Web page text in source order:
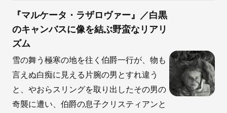
『マルケータ・ラザロヴァー』／白黒
のキャンバスに像を結ぶ野蛮なリアリ
ズム
雪の舞う極寒の地を往く伯爵一行が、物も
言えぬ白痴に見える片腕の男とすれ違う
と、やおらスリングを取り出したその男の
奇襲に遭い、伯爵の息子クリスティアンと